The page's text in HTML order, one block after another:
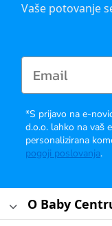
Vaše potovanje
*S prijavo na e-
d.o.o. lahko na vaš
personalizirana
pogoji poslovanja.
O Baby